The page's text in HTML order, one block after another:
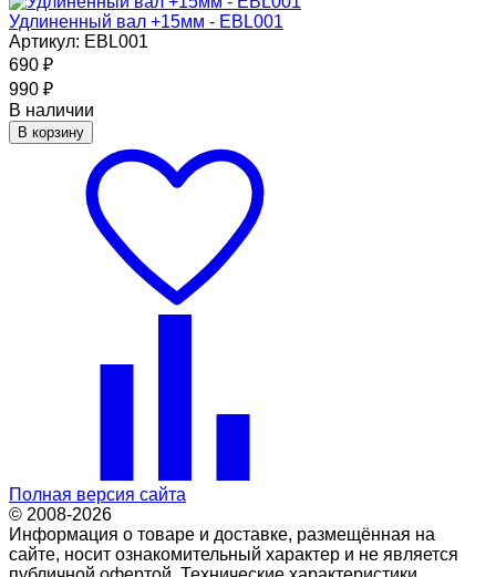
Удлиненный вал +15мм - EBL001
Артикул: EBL001
690 ₽
990 ₽
В наличии
В корзину
Полная версия сайта
© 2008-2026
Информация о товаре и доставке, размещённая на
сайте, носит ознакомительный характер и не является